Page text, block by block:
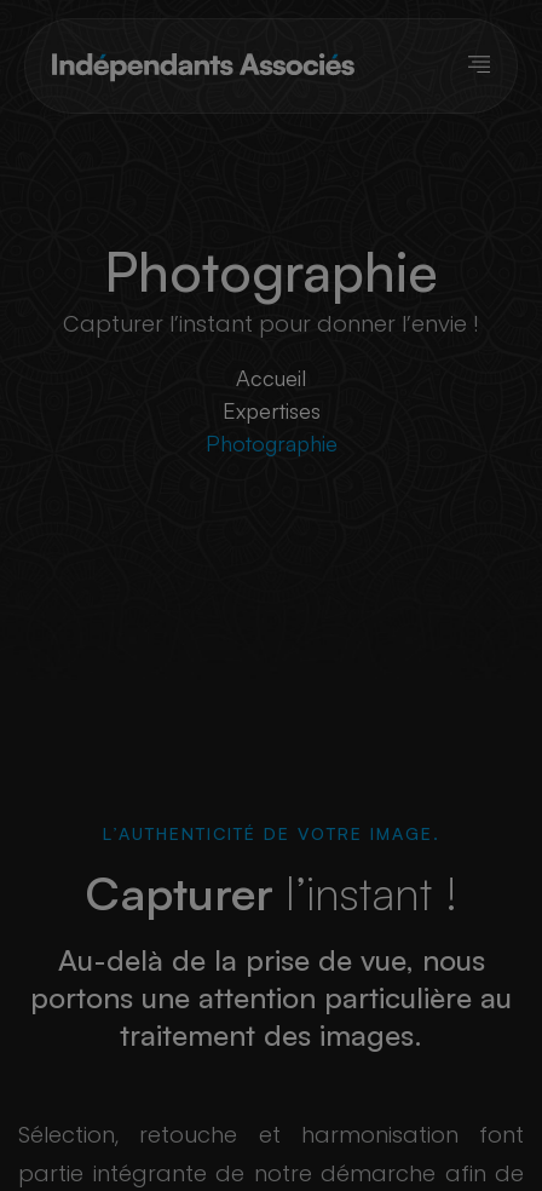
Photographie
Capturer l’instant pour donner l’envie !
Accueil
Expertises
Photographie
L’AUTHENTICITÉ DE VOTRE IMAGE.
Capturer l’instant !
Au-delà de la prise de vue, nous
portons une attention particulière au
traitement des images.
Sélection, retouche et harmonisation font
partie intégrante de notre démarche afin de
Panneau de gestion des cookies